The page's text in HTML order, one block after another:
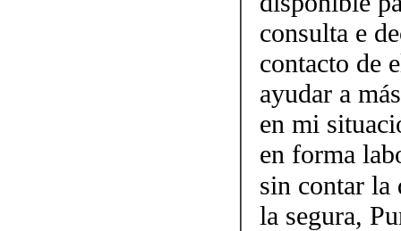
consulta e
contacto de
ayudar a
en mi
en forma
sin contar la
la segura,